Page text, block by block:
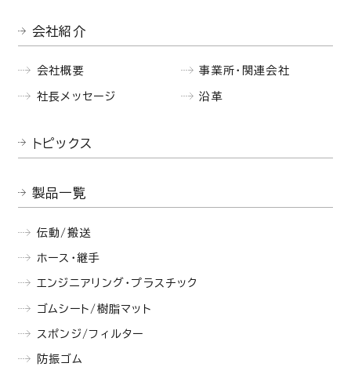
会社紹介
会社概要
社長メッセージ
事業所・関連会社
沿革
トピックス
製品一覧
伝動/搬送
ホース・継手
エンジニアリング・プラスチック
ゴムシート/樹脂マット
スポンジ/フィルター
防振ゴム